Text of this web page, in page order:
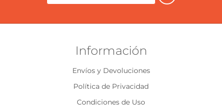
Información
Envíos y Devoluciones
Política de Privacidad
Condiciones de Uso